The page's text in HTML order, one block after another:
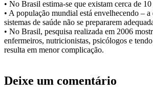
• No Brasil estima-se que existam cerca de
• A população mundial está envelhecendo –
sistemas de saúde não se prepararem
• No Brasil, pesquisa realizada em 2006
enfermeiros, nutricionistas, psicólogos e
resulta em menor complicação.
Deixe um comentário